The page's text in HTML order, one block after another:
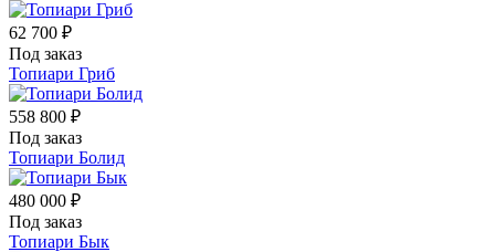
62 700 ₽
Под заказ
Топиари Гриб
558 800 ₽
Под заказ
Топиари Болид
480 000 ₽
Под заказ
Топиари Бык